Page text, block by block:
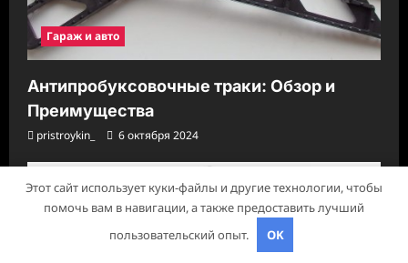
Гараж и авто
Антипробуксовочные траки: Обзор и
Преимущества
pristroykin_ 6 октября 2024
Этот сайт использует куки-файлы и другие технологии, чтобы
помочь вам в навигации, а также предоставить лучший
пользовательский опыт.
OK